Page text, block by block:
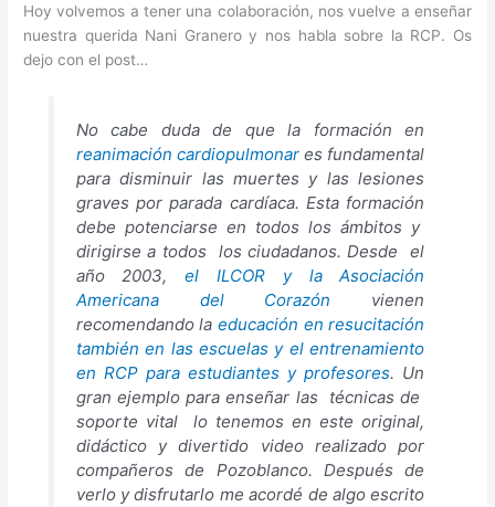
Hoy volvemos a tener una colaboración, nos vuelve a enseñar
nuestra querida Nani Granero y nos habla sobre la RCP. Os
dejo con el post…
No cabe duda de que la formación en
reanimación cardiopulmonares fundamental
para disminuir las muertes y las lesiones
graves por parada cardíaca. Esta formación
debe potenciarse en todos los ámbitos y
dirigirse a todos los ciudadanos. Desde el
año 2003,el ILCOR y la Asociación
Americana del Corazón vienen
recomendando la educación en resucitación
también en las escuelas y el entrenamiento
en RCP para estudiantes y profesores. Un
gran ejemplo para enseñar las técnicas de
soporte vital lo tenemos en este original,
didáctico y divertido video realizado por
compañeros de Pozoblanco. Después de
verlo y disfrutarlo me acordé de algo escrito